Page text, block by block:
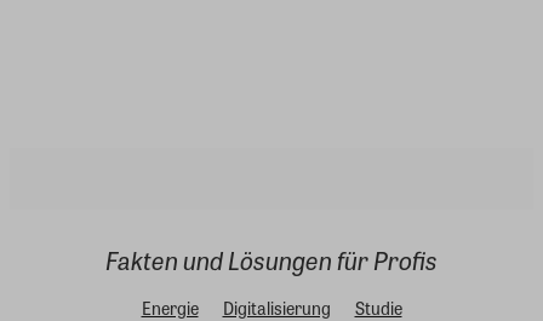
Fakten und Lösungen für Profis
Energie Digitalisierung
Studie